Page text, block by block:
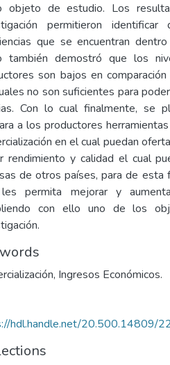
objeto de estudio. Los
permitieron
que se encuentran
también demostró que los
son bajos en
no son suficientes para
Con lo cual finalmente, se
a los productores
en el cual puedan
rendimiento y calidad el cual
de otros países, para de esta
permita mejorar y
con ello uno de los
, Ingresos Económicos.
hdl.handle.net/20.500.14809/